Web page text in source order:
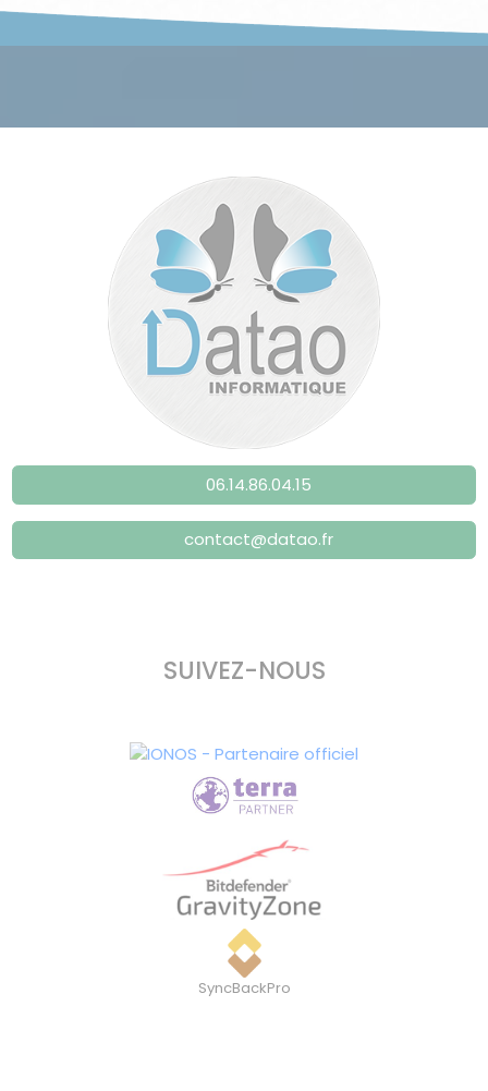
06.14.86.04.15
contact@datao.fr
SUIVEZ-NOUS
SyncBackPro